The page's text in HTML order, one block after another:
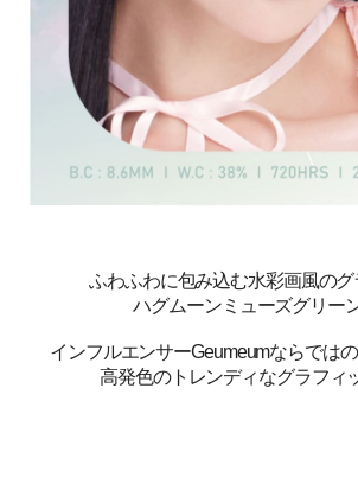
ふわふわに包み込む水彩画風のグ
ハグムーンミューズグリー
インフルエンサーGeumeumならでは
高発色のトレンディなグラフィ